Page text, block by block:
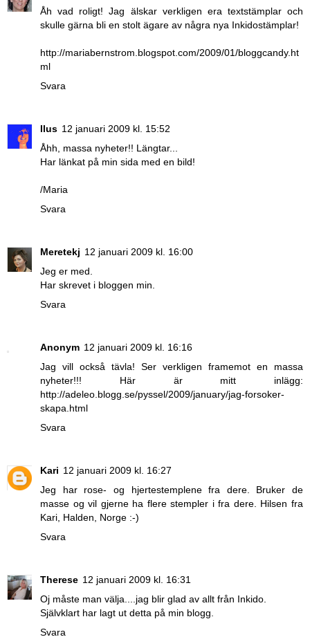
Åh vad roligt! Jag älskar verkligen era textstämplar och
skulle gärna bli en stolt ägare av några nya Inkidostämplar!
http://mariabernstrom.blogspot.com/2009/01/bloggcandy.ht
ml
Svara
Ilus 12 januari 2009 kl. 15:52
Åhh, massa nyheter!! Längtar...
Har länkat på min sida med en bild!
/Maria
Svara
Meretekj 12 januari 2009 kl. 16:00
Jeg er med.
Har skrevet i bloggen min.
Svara
Anonym 12 januari 2009 kl. 16:16
Jag vill också tävla! Ser verkligen framemot en massa
nyheter!!! Här är mitt inlägg:
http://adeleo.blogg.se/pyssel/2009/january/jag-forsoker-
skapa.html
Svara
Kari 12 januari 2009 kl. 16:27
Jeg har rose- og hjertestemplene fra dere. Bruker de
masse og vil gjerne ha flere stempler i fra dere. Hilsen fra
Kari, Halden, Norge :-)
Svara
Therese 12 januari 2009 kl. 16:31
Oj måste man välja....jag blir glad av allt från Inkido.
Självklart har lagt ut detta på min blogg.
Svara